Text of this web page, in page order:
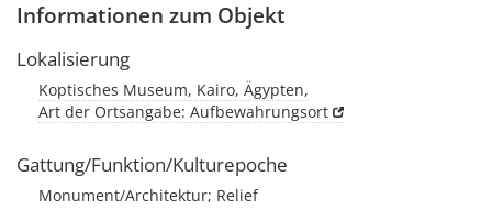
Informationen zum Objekt
Lokalisierung
Koptisches Museum, Kairo, Ägypten,
Art der Ortsangabe: Aufbewahrungsort
Gattung/Funktion/Kulturepoche
Monument/Architektur; Relief